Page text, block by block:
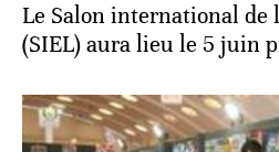
Le Salon international de
(SIEL) aura lieu le 5 juin